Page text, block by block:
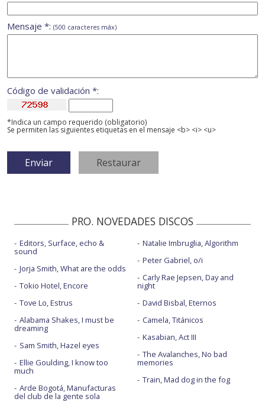
Mensaje *: (500 caracteres máx)
Código de validación *:
*Indica un campo requerido (obligatorio)
Se permiten las siguientes etiquetas en el mensaje <b> <i> <u>
PRO. NOVEDADES DISCOS
Editors, Surface, echo &
sound
Jorja Smith, What are the odds
Tokio Hotel, Encore
Tove Lo, Estrus
Alabama Shakes, I must be
dreaming
Sam Smith, Hazel eyes
Ellie Goulding, I know too
much
Arde Bogotá, Manufacturas
del club de la gente sola
Natalie Imbruglia, Algorithm
Peter Gabriel, o/i
Carly Rae Jepsen, Day and
night
David Bisbal, Eternos
Camela, Titánicos
Kasabian, Act III
The Avalanches, No bad
memories
Train, Mad dog in the fog